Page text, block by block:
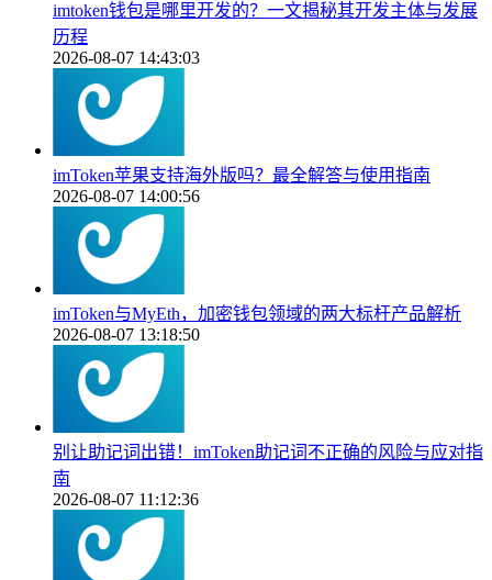
imtoken钱包是哪里开发的？一文揭秘其开发主体与发展
历程
2026-08-07 14:43:03
imToken苹果支持海外版吗？最全解答与使用指南
2026-08-07 14:00:56
imToken与MyEth，加密钱包领域的两大标杆产品解析
2026-08-07 13:18:50
别让助记词出错！imToken助记词不正确的风险与应对指
南
2026-08-07 11:12:36